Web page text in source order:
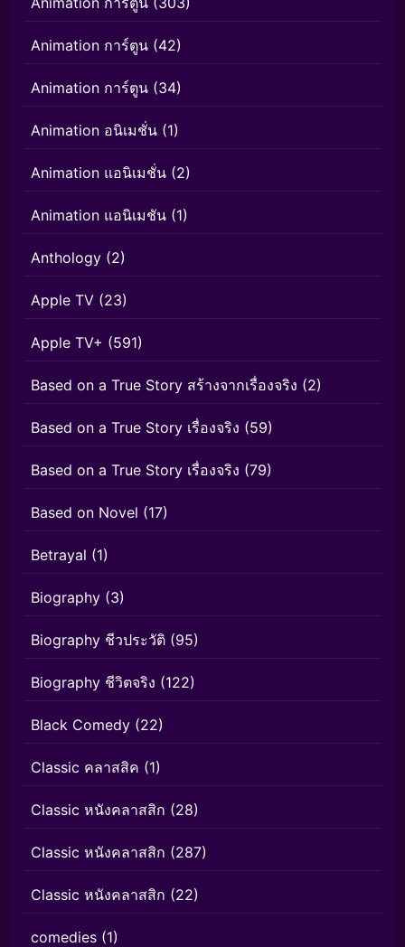
Animation การ์ตูน (42)
Animation การ์ตูน (34)
Animation อนิเมชั่น (1)
Animation แอนิเมชั่น (2)
Animation แอนิเมชัน (1)
Anthology (2)
Apple TV (23)
Apple TV+ (591)
Based on a True Story สร้างจากเรื่องจริง (2)
Based on a True Story เรื่องจริง (59)
Based on a True Story เรื่องจริง (79)
Based on Novel (17)
Betrayal (1)
Biography (3)
Biography ชีวประวัติ (95)
Biography ชีวิตจริง (122)
Black Comedy (22)
Classic คลาสสิค (1)
Classic หนังคลาสสิก (28)
Classic หนังคลาสสิก (287)
Classic หนังคลาสสิก (22)
comedies (1)